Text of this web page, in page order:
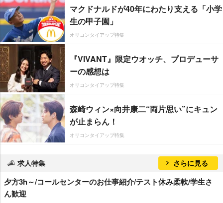
マクドナルドが40年にわたり支える「小学
生の甲子園」
オリコンタイアップ特集
『VIVANT』限定ウオッチ、プロデューサ
ーの感想は
オリコンタイアップ特集
森崎ウィン×向井康二“両片思い”にキュン
が止まらん！
オリコンタイアップ特集
求人特集 さらに見る
夕方3h～/コールセンターのお仕事紹介/テスト休み柔軟/学生さ
ん歓迎